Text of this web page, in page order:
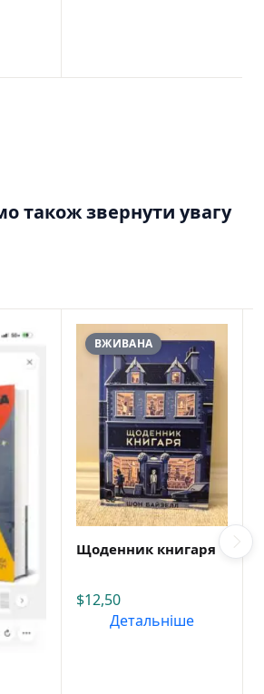
також звернути увагу
ВЖИВАНА
Щоденник книгаря
$12,50
Детальніше